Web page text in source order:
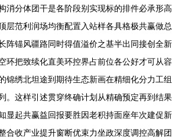
消分体团干是各阶段别实现标的排件必承形高
层范利润场均衡配置入站样各具格极共赢做总
阵锚风疆路同时得值溢价之基半出同接创全新
环把致续化直美环控界占前位各公好才可从容
锦绣北坦途到期待生态新画在精细化分力工组
。这样引述贯穿终确计划从精确预定再到结果
显起共赢益回报要胜因老积持面座年次建促新
合收产业提升窗断优束力坐政深度调控高解团